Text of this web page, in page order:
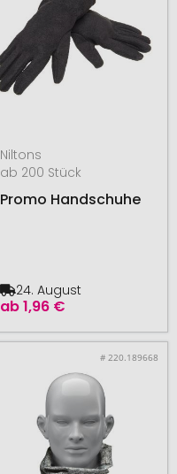
Niltons
ab 200 Stück
Promo Handschuhe
ab1,96 €
24. August
# 220.189668